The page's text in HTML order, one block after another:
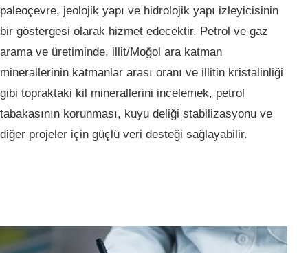
paleoçevre, jeolojik yapı ve hidrolojik yapı izleyicisinin
bir göstergesi olarak hizmet edecektir. Petrol ve gaz
arama ve üretiminde, illit/Moğol ara katman
minerallerinin katmanlar arası oranı ve illitin kristalinliği
gibi topraktaki kil minerallerini incelemek, petrol
tabakasının korunması, kuyu deliği stabilizasyonu ve
diğer projeler için güçlü veri desteği sağlayabilir.